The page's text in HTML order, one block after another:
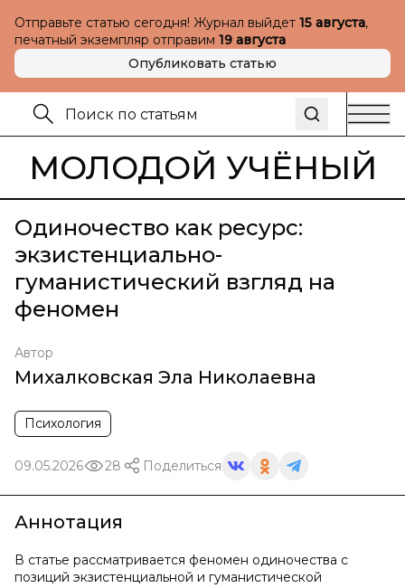
Отправьте статью сегодня! Журнал выйдет 15 августа,
печатный экземпляр отправим 19 августа
Опубликовать статью
МОЛОДОЙ УЧЁНЫЙ
Одиночество как ресурс:
экзистенциально-
гуманистический взгляд на
феномен
Автор
Михалковская Эла Николаевна
Психология
09.05.2026 28 Поделиться
Аннотация
В статье рассматривается феномен одиночества с
позиций экзистенциальной и гуманистической